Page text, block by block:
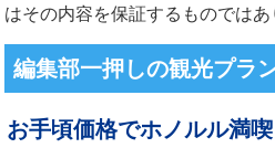
はその内容を保証するものではあ
編集部一押しの観光プラ
お手頃価格でホノルル満